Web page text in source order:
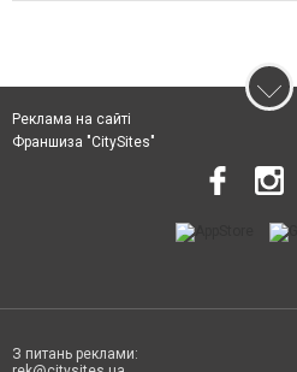
Реклама на сайті
Франшиза "CitySites"
З питань реклами: